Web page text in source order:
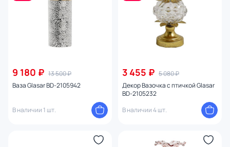
9 180 ₽ 13 500 ₽
Ваза Glasar BD-2105942
В наличии 1 шт.
3 455 ₽ 5 080 ₽
Декор Вазочка с птичкой Glasar
BD-2105232
В наличии 4 шт.